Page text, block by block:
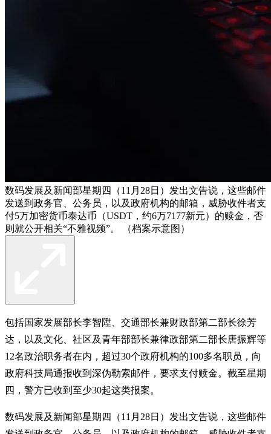
数码发展及新闻部星期四（11月28日）发出文告说，这些邮件
发送到政务官、公务员，以及政府机构的邮箱，威胁收件者支
付5万加密货币泰达币（USDT，约6万7177新元）的赎金，否
则就公开相关“不雅视频”。 （档案示意图）
包括国家发展部长李智陞、交通部长兼财政部第二部长徐芳
达，以及文化、社区及青年部部长兼律政部第二部长唐振辉等
12名政治职务者在内，超过30个政府机构的100多名职员，向
政府科技局通报收到深伪勒索邮件，要求支付赎金。截至星期
四，警方已收到至少30起这类报案。
数码发展及新闻部星期四（11月28日）发出文告说，这些邮件